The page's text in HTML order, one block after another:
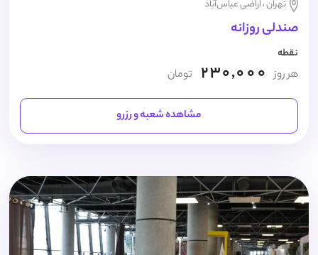
تهران ، اراضی عباس‌آباد
صندلی روزانه
نقطه
هر روز 230,000 تومان
مشاهده شعبه و رزرو